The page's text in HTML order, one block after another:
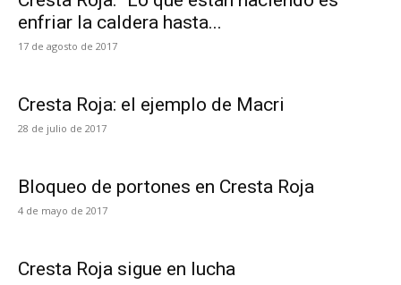
enfriar la caldera hasta...
17 de agosto de 2017
Cresta Roja: el ejemplo de Macri
28 de julio de 2017
Bloqueo de portones en Cresta Roja
4 de mayo de 2017
Cresta Roja sigue en lucha